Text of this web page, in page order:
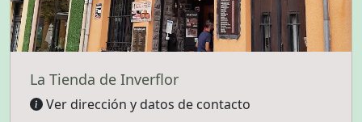
La Tienda de Inverflor
Ver dirección y datos de contacto